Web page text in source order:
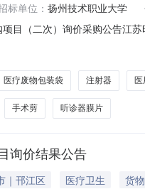
标单位： 扬州技术职业大学
目（二次）询价采购公告江
年12月30日15点00分（北
医疗废物包装袋 注射器
手术剪 听诊器膜片
询价结果公告
｜邗江区 医疗卫生
货物